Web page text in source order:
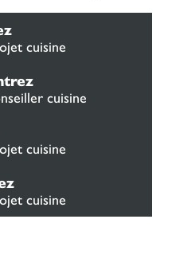
cuisine
cuisine
cuisine
cuisine